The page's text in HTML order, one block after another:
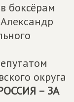
боксёрам
округа
– ЗА